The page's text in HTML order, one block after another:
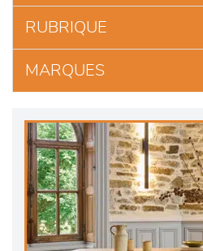
décoration
RUBRIQUE
MARQUES